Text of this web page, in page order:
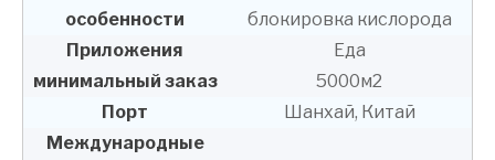
особенности
блокировка кислорода
Приложения
Еда
минимальный заказ
5000м2
Порт
Шанхай, Китай
Международные